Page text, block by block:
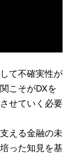
て不確実性が
こそがDXを
せていく必要
える金融の未
った知見を基